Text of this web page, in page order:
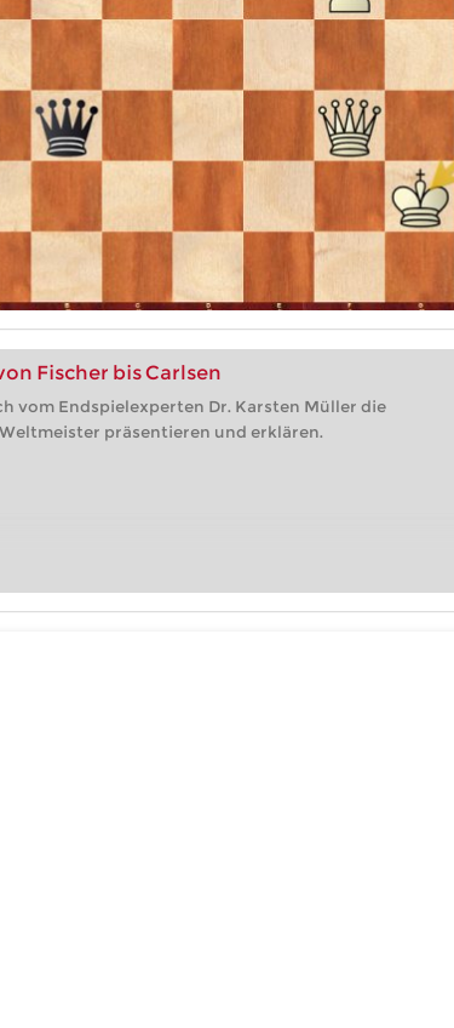
Fischer bis Carlsen
vom Endspielexperten Dr. Karsten Müller die
präsentieren und erklären.